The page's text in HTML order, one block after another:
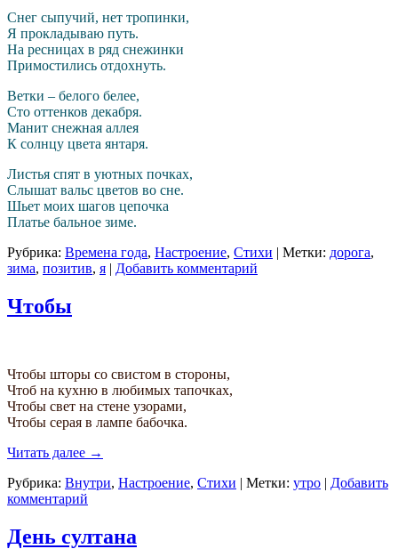
Снег сыпучий, нет тропинки,
Я прокладываю путь.
На ресницах в ряд снежинки
Примостились отдохнуть.
Ветки – белого белее,
Сто оттенков декабря.
Манит снежная аллея
К солнцу цвета янтаря.
Листья спят в уютных почках,
Слышат вальс цветов во сне.
Шьет моих шагов цепочка
Платье бальное зиме.
Рубрика: Времена года, Настроение, Стихи | Метки: дорога,
зима, позитив, я | Добавить комментарий
Чтобы
Чтобы шторы со свистом в стороны,
Чтоб на кухню в любимых тапочках,
Чтобы свет на стене узорами,
Чтобы серая в лампе бабочка.
Читать далее →
Рубрика: Внутри, Настроение, Стихи | Метки: утро | Добавить
комментарий
День султана